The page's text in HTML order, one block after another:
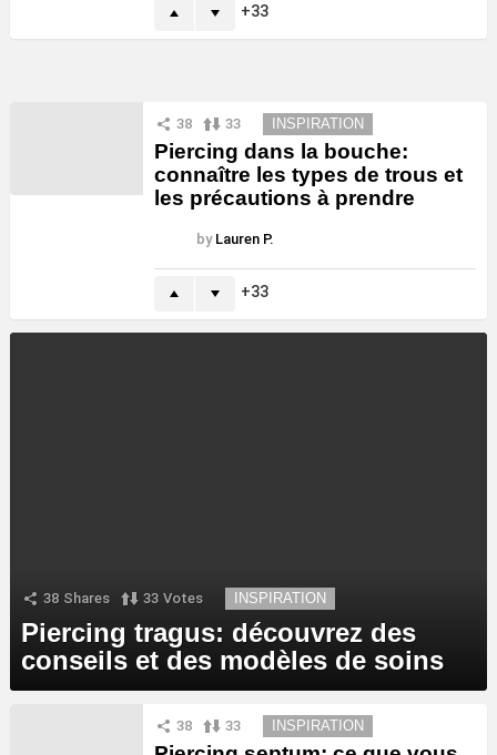
33
38 33 INSPIRATION
Piercing dans la bouche:
connaître les types de trous et
les précautions à prendre
by Lauren P.
33
38 Shares 33 Votes INSPIRATION
Piercing tragus: découvrez des
conseils et des modèles de soins
38 33 INSPIRATION